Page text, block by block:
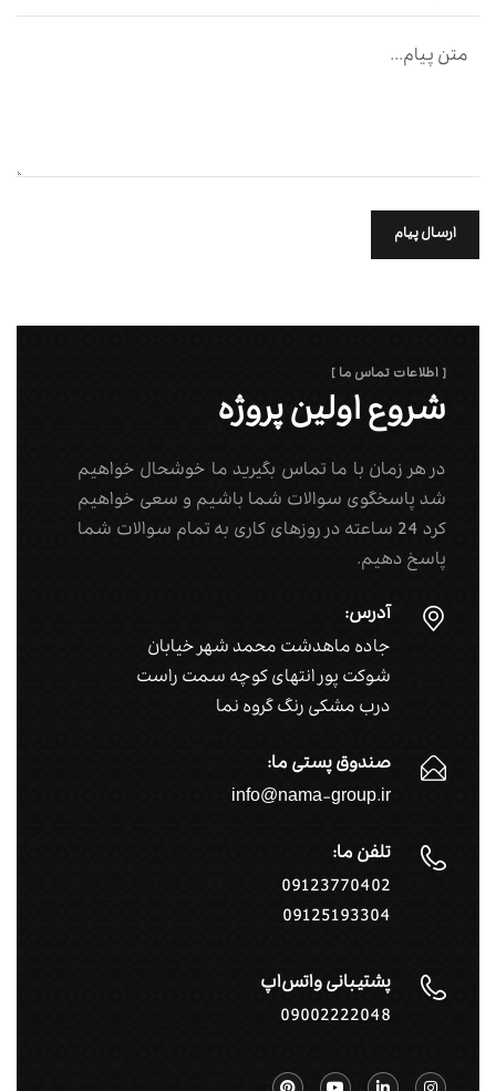
ارسال پیام
[ اطلاعات تماس ما ]
شروع اولین پروژه
در هر زمان با ما تماس بگیرید ما خوشحال خواهیم
شد پاسخگوی سوالات شما باشیم و سعی خواهیم
کرد 24 ساعته در روزهای کاری به تمام سوالات شما
پاسخ دهیم.
آدرس:
جاده ماهدشت محمد شهر خیابان
شوکت پور انتهای کوچه سمت راست
درب مشکی رنگ گروه نما
صندوق پستی ما:
info@nama-group.ir
تلفن ما:
09123770402
09125193304
پشتیبانی واتس‌اپ
09002222048